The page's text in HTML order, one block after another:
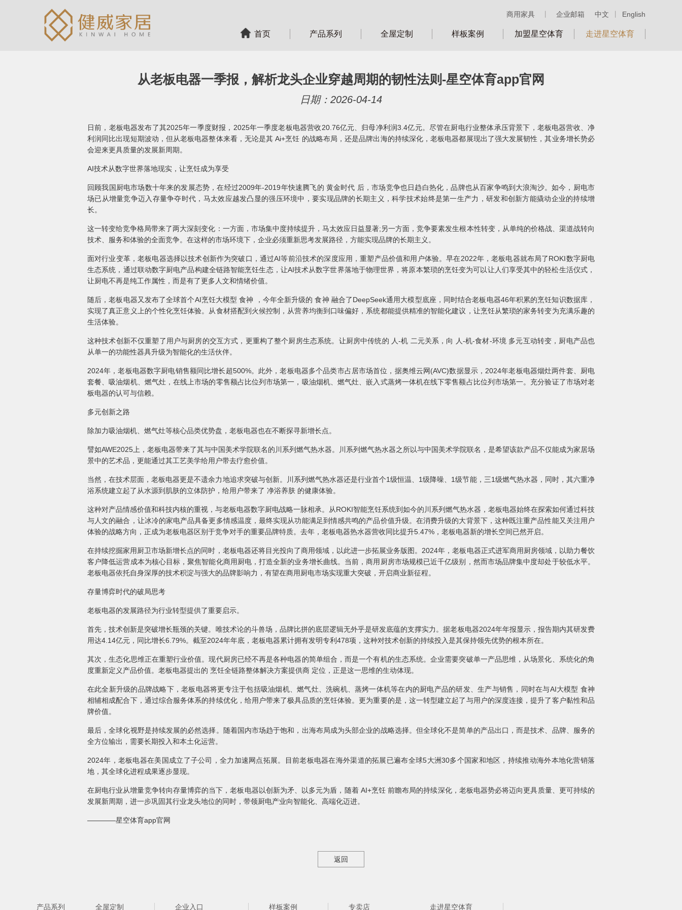
中文 English
商用家具 企业邮箱
首页 产品系列 全屋定制 样板案例 加盟星空体育 走进星空体育
从老板电器一季报，解析龙头企业穿越周期的韧性法则-星空体育app官网
日期：2026-04-14
日前，老板电器发布了其2025年一季度财报，2025年一季度老板电器营收20.76亿元、归母净利润3.4亿元。尽管在厨电行业整体承压背景下，老板电器营收、净
利润同比出现短期波动，但从老板电器整体来看，无论是其 Ai+烹饪 的战略布局，还是品牌出海的持续深化，老板电器都展现出了强大发展韧性，其业务增长势必
会迎来更具质量的发展新周期。
AI技术从数字世界落地现实，让烹饪成为享受
回顾我国厨电市场数十年来的发展态势，在经过2009年-2019年快速腾飞的 黄金时代 后，市场竞争也日趋白热化，品牌也从百家争鸣到大浪淘沙。如今，厨电市
场已从增量竞争迈入存量争夺时代，马太效应越发凸显的强压环境中，要实现品牌的长期主义，科学技术始终是第一生产力，研发和创新方能撬动企业的持续增
长。
这一转变给竞争格局带来了两大深刻变化：一方面，市场集中度持续提升，马太效应日益显著;另一方面，竞争要素发生根本性转变，从单纯的价格战、渠道战转向
技术、服务和体验的全面竞争。在这样的市场环境下，企业必须重新思考发展路径，方能实现品牌的长期主义。
面对行业变革，老板电器选择以技术创新作为突破口，通过AI等前沿技术的深度应用，重塑产品价值和用户体验。早在2022年，老板电器就布局了ROKI数字厨电
生态系统，通过联动数字厨电产品构建全链路智能烹饪生态，让AI技术从数字世界落地于物理世界，将原本繁琐的烹饪变为可以让人们享受其中的轻松生活仪式，
让厨电不再是纯工作属性，而是有了更多人文和情绪价值。
随后，老板电器又发布了全球首个AI烹饪大模型 食神 ，今年全新升级的 食神 融合了DeepSeek通用大模型底座，同时结合老板电器46年积累的烹饪知识数据库，
实现了真正意义上的个性化烹饪体验。从食材搭配到火候控制，从营养均衡到口味偏好，系统都能提供精准的智能化建议，让烹饪从繁琐的家务转变为充满乐趣的
生活体验。
这种技术创新不仅重塑了用户与厨房的交互方式，更重构了整个厨房生态系统。让厨房中传统的 人-机 二元关系，向 人-机-食材-环境 多元互动转变，厨电产品也
从单一的功能性器具升级为智能化的生活伙伴。
2024年，老板电器数字厨电销售额同比增长超500%。此外，老板电器多个品类市占居市场首位，据奥维云网(AVC)数据显示，2024年老板电器烟灶两件套、厨电
套餐、吸油烟机、燃气灶，在线上市场的零售额占比位列市场第一，吸油烟机、燃气灶、嵌入式蒸烤一体机在线下零售额占比位列市场第一。充分验证了市场对老
板电器的认可与信赖。
多元创新之路
除加力吸油烟机、燃气灶等核心品类优势盘，老板电器也在不断探寻新增长点。
譬如AWE2025上，老板电器带来了其与中国美术学院联名的川系列燃气热水器。川系列燃气热水器之所以与中国美术学院联名，是希望该款产品不仅能成为家居场
景中的艺术品，更能通过其工艺美学给用户带去疗愈价值。
当然，在技术层面，老板电器更是不遗余力地追求突破与创新。川系列燃气热水器还是行业首个1级恒温、1级降噪、1级节能，三1级燃气热水器，同时，其六重净
浴系统建立起了从水源到肌肤的立体防护，给用户带来了 净浴养肤 的健康体验。
这种对产品情感价值和科技内核的重视，与老板电器数字厨电战略一脉相承。从ROKI智能烹饪系统到如今的川系列燃气热水器，老板电器始终在探索如何通过科技
与人文的融合，让冰冷的家电产品具备更多情感温度，最终实现从功能满足到情感共鸣的产品价值升级。在消费升级的大背景下，这种既注重产品性能又关注用户
体验的战略方向，正成为老板电器区别于竞争对手的重要品牌特质。去年，老板电器热水器营收同比提升5.47%，老板电器新的增长空间已然开启。
在持续挖掘家用厨卫市场新增长点的同时，老板电器还将目光投向了商用领域，以此进一步拓展业务版图。2024年，老板电器正式进军商用厨房领域，以助力餐饮
客户降低运营成本为核心目标，聚焦智能化商用厨电，打造全新的业务增长曲线。当前，商用厨房市场规模已近千亿级别，然而市场品牌集中度却处于较低水平。
老板电器依托自身深厚的技术积淀与强大的品牌影响力，有望在商用厨电市场实现重大突破，开启商业新征程。
存量博弈时代的破局思考
老板电器的发展路径为行业转型提供了重要启示。
首先，技术创新是突破增长瓶颈的关键。唯技术论的斗兽场，品牌比拼的底层逻辑无外乎是研发底蕴的支撑实力。据老板电器2024年年报显示，报告期内其研发费
用达4.14亿元，同比增长6.79%。截至2024年年底，老板电器累计拥有发明专利478项，这种对技术创新的持续投入是其保持领先优势的根本所在。
其次，生态化思维正在重塑行业价值。现代厨房已经不再是各种电器的简单组合，而是一个有机的生态系统。企业需要突破单一产品思维，从场景化、系统化的角
度重新定义产品价值。老板电器提出的 烹饪全链路整体解决方案提供商 定位，正是这一思维的生动体现。
在此全新升级的品牌战略下，老板电器将更专注于包括吸油烟机、燃气灶、洗碗机、蒸烤一体机等在内的厨电产品的研发、生产与销售，同时在与AI大模型 食神
相辅相成配合下，通过综合服务体系的持续优化，给用户带来了极具品质的烹饪体验。更为重要的是，这一转型建立起了与用户的深度连接，提升了客户黏性和品
牌价值。
最后，全球化视野是持续发展的必然选择。随着国内市场趋于饱和，出海布局成为头部企业的战略选择。但全球化不是简单的产品出口，而是技术、品牌、服务的
全方位输出，需要长期投入和本土化运营。
2024年，老板电器在美国成立了子公司，全力加速网点拓展。目前老板电器在海外渠道的拓展已遍布全球5大洲30多个国家和地区，持续推动海外本地化营销落
地，其全球化进程成果逐步显现。
在厨电行业从增量竞争转向存量博弈的当下，老板电器以创新为矛、以多元为盾，随着 AI+烹饪 前瞻布局的持续深化，老板电器势必将迈向更具质量、更可持续的
发展新周期，进一步巩固其行业龙头地位的同时，带领厨电产业向智能化、高端化迈进。
————星空体育app官网
返回
产品系列 全屋定制 企业入口 样板案例 专卖店 走进星空体育